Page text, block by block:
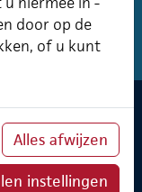
door op de
of u kunt
Alles afwijzen
instellingen